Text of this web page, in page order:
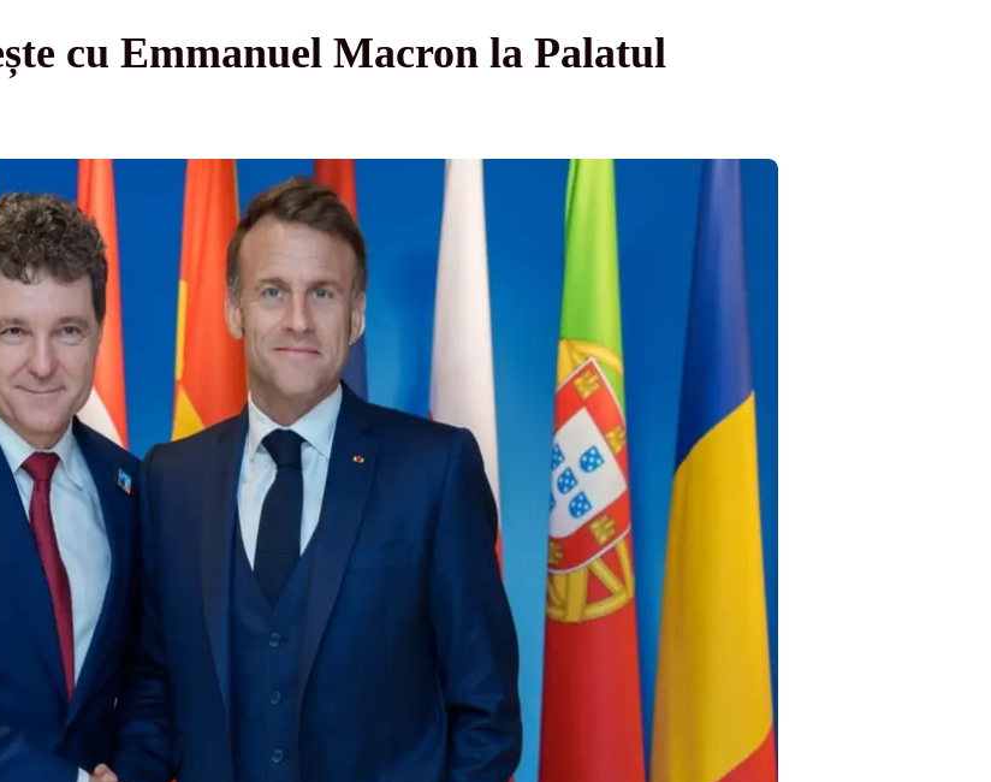
cu Emmanuel Macron la Palatul